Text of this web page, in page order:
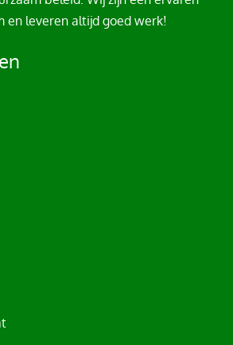
en leveren altijd goed werk!